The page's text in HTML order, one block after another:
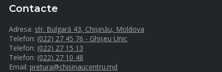
Contacte
Adresa: str. Bulgară 43, Chișinău, Moldova
Telefon: (022) 27 45 76 - Ghișeu Unic
Telefon: (022) 27 15 13
Telefon: (022) 27 10 48
Email: pretura@chisinaucentru.md